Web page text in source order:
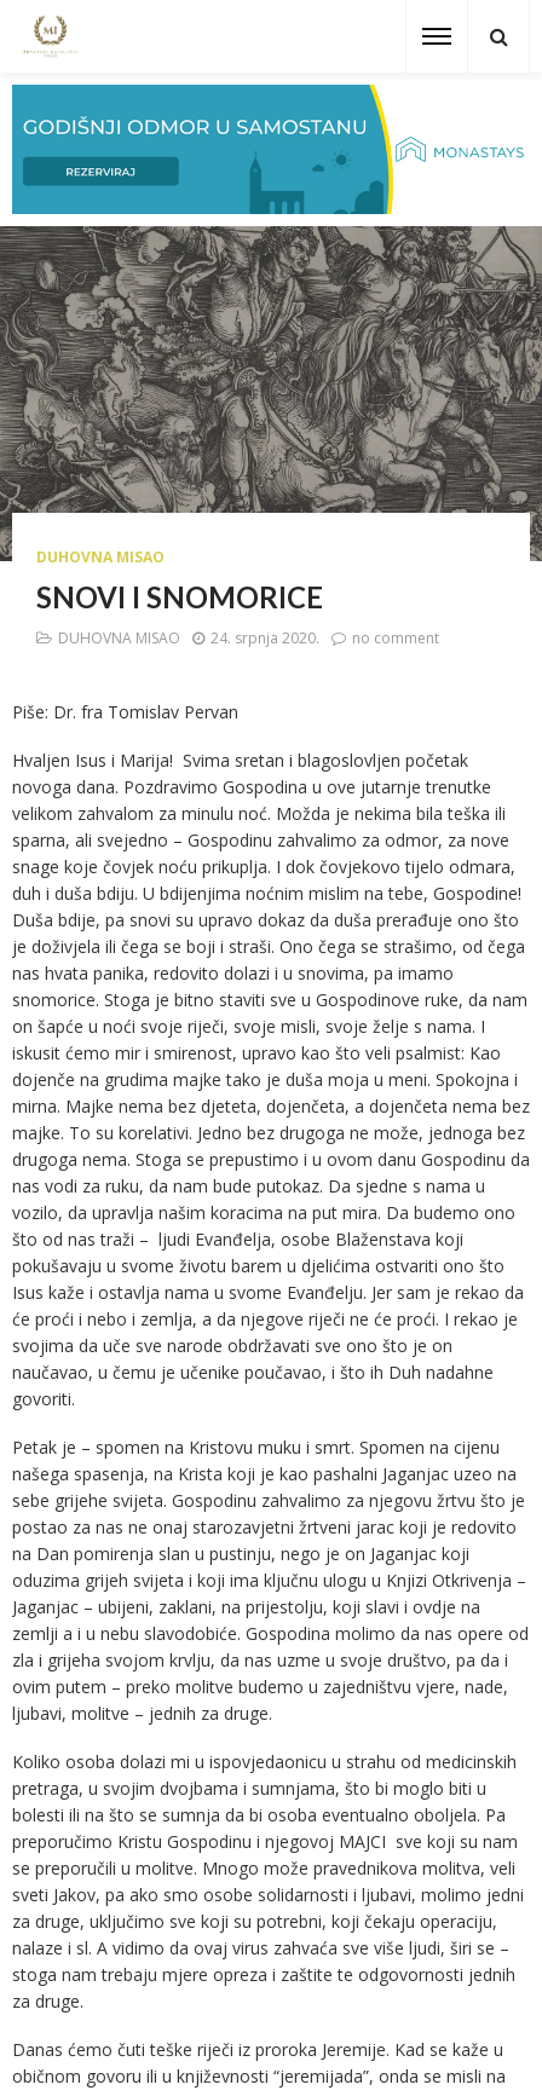
DUHOVNA MISAO
SNOVI I SNOMORICE
DUHOVNA MISAO 24. srpnja 2020. no comment
Piše: Dr. fra Tomislav Pervan
Hvaljen Isus i Marija! Svima sretan i blagoslovljen početak
novoga dana. Pozdravimo Gospodina u ove jutarnje trenutke
velikom zahvalom za minulu noć. Možda je nekima bila teška ili
sparna, ali svejedno – Gospodinu zahvalimo za odmor, za nove
snage koje čovjek noću prikuplja. I dok čovjekovo tijelo odmara,
duh i duša bdiju. U bdijenjima noćnim mislim na tebe, Gospodine!
Duša bdije, pa snovi su upravo dokaz da duša prerađuje ono što
je doživjela ili čega se boji i straši. Ono čega se strašimo, od čega
nas hvata panika, redovito dolazi i u snovima, pa imamo
snomorice. Stoga je bitno staviti sve u Gospodinove ruke, da nam
on šapće u noći svoje riječi, svoje misli, svoje želje s nama. I
iskusit ćemo mir i smirenost, upravo kao što veli psalmist: Kao
dojenče na grudima majke tako je duša moja u meni. Spokojna i
mirna. Majke nema bez djeteta, dojenčeta, a dojenčeta nema bez
majke. To su korelativi. Jedno bez drugoga ne može, jednoga bez
drugoga nema. Stoga se prepustimo i u ovom danu Gospodinu da
nas vodi za ruku, da nam bude putokaz. Da sjedne s nama u
vozilo, da upravlja našim koracima na put mira. Da budemo ono
što od nas traži – ljudi Evanđelja, osobe Blaženstava koji
pokušavaju u svome životu barem u djelićima ostvariti ono što
Isus kaže i ostavlja nama u svome Evanđelju. Jer sam je rekao da
će proći i nebo i zemlja, a da njegove riječi ne će proći. I rekao je
svojima da uče sve narode obdržavati sve ono što je on
naučavao, u čemu je učenike poučavao, i što ih Duh nadahne
govoriti.
Petak je – spomen na Kristovu muku i smrt. Spomen na cijenu
našega spasenja, na Krista koji je kao pashalni Jaganjac uzeo na
sebe grijehe svijeta. Gospodinu zahvalimo za njegovu žrtvu što je
postao za nas ne onaj starozavjetni žrtveni jarac koji je redovito
na Dan pomirenja slan u pustinju, nego je on Jaganjac koji
oduzima grijeh svijeta i koji ima ključnu ulogu u Knjizi Otkrivenja –
Jaganjac – ubijeni, zaklani, na prijestolju, koji slavi i ovdje na
zemlji a i u nebu slavodobiće. Gospodina molimo da nas opere od
zla i grijeha svojom krvlju, da nas uzme u svoje društvo, pa da i
ovim putem – preko molitve budemo u zajedništvu vjere, nade,
ljubavi, molitve – jednih za druge.
Koliko osoba dolazi mi u ispovjedaonicu u strahu od medicinskih
pretraga, u svojim dvojbama i sumnjama, što bi moglo biti u
bolesti ili na što se sumnja da bi osoba eventualno oboljela. Pa
preporučimo Kristu Gospodinu i njegovoj MAJCI sve koji su nam
se preporučili u molitve. Mnogo može pravednikova molitva, veli
sveti Jakov, pa ako smo osobe solidarnosti i ljubavi, molimo jedni
za druge, uključimo sve koji su potrebni, koji čekaju operaciju,
nalaze i sl. A vidimo da ovaj virus zahvaća sve više ljudi, širi se –
stoga nam trebaju mjere opreza i zaštite te odgovornosti jednih
za druge.
Danas ćemo čuti teške riječi iz proroka Jeremije. Kad se kaže u
običnom govoru ili u književnosti “jeremijada”, onda se misli na